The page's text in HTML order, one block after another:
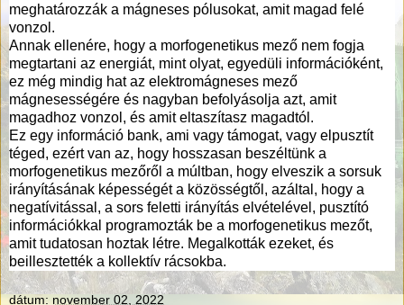
meghatározzák a mágneses pólusokat, amit magad felé
vonzol.
Annak ellenére, hogy a morfogenetikus mező nem fogja
megtartani az energiát, mint olyat, egyedüli információként,
ez még mindig hat az elektromágneses mező
mágnesességére és nagyban befolyásolja azt, amit
magadhoz vonzol, és amit eltaszítasz magadtól.
Ez egy információ bank, ami vagy támogat, vagy elpusztít
téged, ezért van az, hogy hosszasan beszéltünk a
morfogenetikus mezőről a múltban, hogy elveszik a sorsuk
irányításának képességét a közösségtől, azáltal, hogy a
negatívitással, a sors feletti irányítás elvételével, pusztító
információkkal programozták be a morfogenetikus mezőt,
amit tudatosan hoztak létre. Megalkották ezeket, és
beillesztették a kollektív rácsokba.
dátum: november 02, 2022